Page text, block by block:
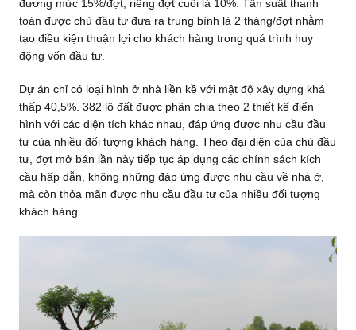
đương mức 15%/đợt, riêng đợt cuối là 10%. Tần suất thanh
toán được chủ đầu tư đưa ra trung bình là 2 tháng/đợt nhằm
tạo điều kiện thuận lợi cho khách hàng trong quá trình huy
động vốn đầu tư.
Dự án chỉ có loại hình ở nhà liền kề với mật độ xây dựng khá
thấp 40,5%. 382 lô đất được phân chia theo 2 thiết kế điển
hình với các diện tích khác nhau, đáp ứng được nhu cầu đầu
tư của nhiều đối tượng khách hàng. Theo đại diện của chủ đầu
tư, đợt mở bán lần này tiếp tục áp dụng các chính sách kích
cầu hấp dẫn, không những đáp ứng được nhu cầu về nhà ở,
mà còn thỏa mãn được nhu cầu đầu tư của nhiều đối tượng
khách hàng.